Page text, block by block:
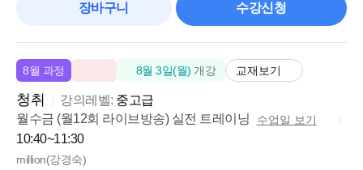
실제 미국생활권에서의 일상 영어 같은 체험
김*수
소리를 체계적으로 배울 수 있어서 좋아요!
장바구니 수강신청
8월 과정 8월 3일(월) 개강 교재보기
청취 강의레벨: 중고급
월수금 (월12회 라이브방송) 실전 트레이닝
수업일 보기
10:40~11:30
million(강경숙)